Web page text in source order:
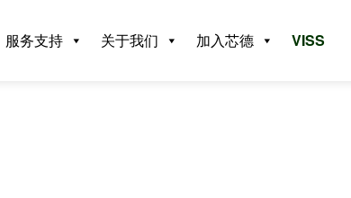
服务支持 关于我们 加入芯德 VISS